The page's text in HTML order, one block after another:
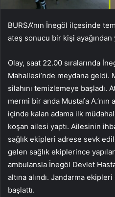
BURSA’nın İnegöl ilçesinde
ateş sonucu bir kişi ayağından
Olay, saat 22.00 sıralarında
Mahallesi’nde meydana geldi.
silahını temizlemeye başladı.
mermi bir anda Mustafa A.’nın
içinde kalan adama ilk
koşan ailesi yaptı. Ailesinin
sağlık ekipleri adrese sevk
gelen sağlık ekiplerince
ambulansla İnegöl Devlet
altına alındı. Jandarma
başlattı.